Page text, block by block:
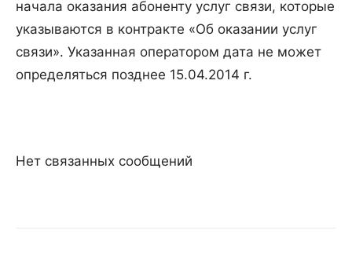
начала оказания абоненту услуг связи, которые
указываются в контракте «Об оказании услуг
связи». Указанная оператором дата не может
определяться позднее 15.04.2014 г.
Нет связанных сообщений